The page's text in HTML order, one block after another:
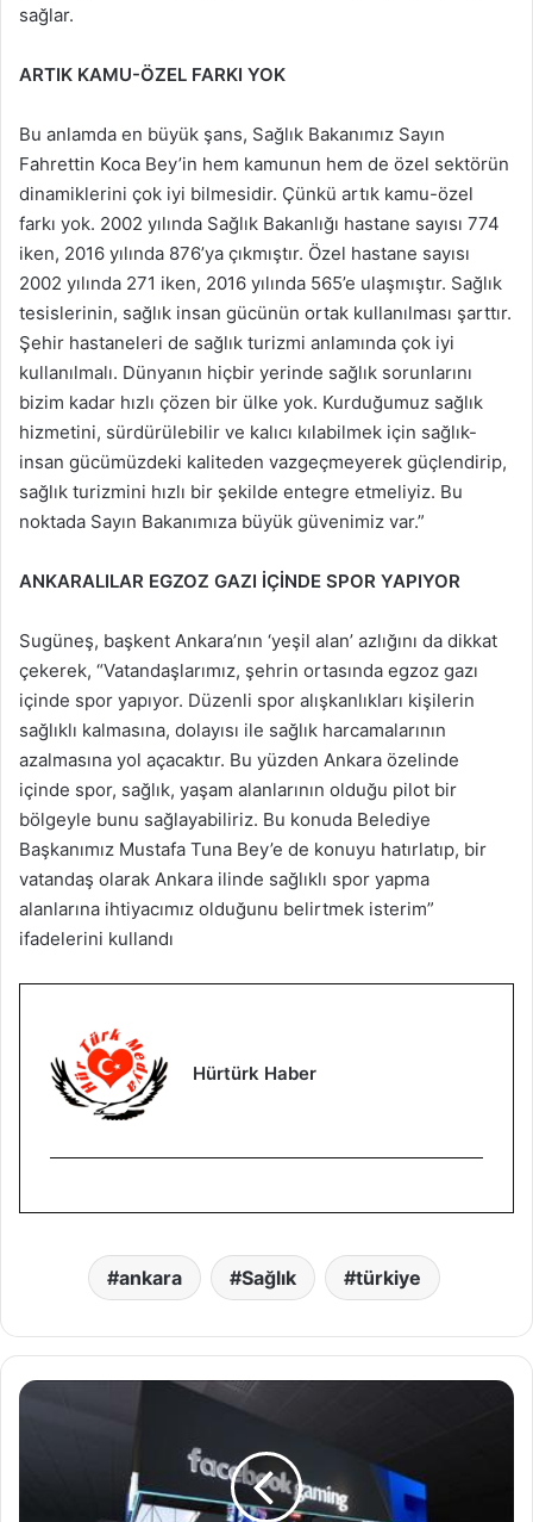
sağlar.
ARTIK KAMU-ÖZEL FARKI YOK
Bu anlamda en büyük şans, Sağlık Bakanımız Sayın
Fahrettin Koca Bey’in hem kamunun hem de özel sektörün
dinamiklerini çok iyi bilmesidir. Çünkü artık kamu-özel
farkı yok. 2002 yılında Sağlık Bakanlığı hastane sayısı 774
iken, 2016 yılında 876’ya çıkmıştır. Özel hastane sayısı
2002 yılında 271 iken, 2016 yılında 565’e ulaşmıştır. Sağlık
tesislerinin, sağlık insan gücünün ortak kullanılması şarttır.
Şehir hastaneleri de sağlık turizmi anlamında çok iyi
kullanılmalı. Dünyanın hiçbir yerinde sağlık sorunlarını
bizim kadar hızlı çözen bir ülke yok. Kurduğumuz sağlık
hizmetini, sürdürülebilir ve kalıcı kılabilmek için sağlık-
insan gücümüzdeki kaliteden vazgeçmeyerek güçlendirip,
sağlık turizmini hızlı bir şekilde entegre etmeliyiz. Bu
noktada Sayın Bakanımıza büyük güvenimiz var.”
ANKARALILAR EGZOZ GAZI İÇİNDE SPOR YAPIYOR
Sugüneş, başkent Ankara’nın ‘yeşil alan’ azlığını da dikkat
çekerek, “Vatandaşlarımız, şehrin ortasında egzoz gazı
içinde spor yapıyor. Düzenli spor alışkanlıkları kişilerin
sağlıklı kalmasına, dolayısı ile sağlık harcamalarının
azalmasına yol açacaktır. Bu yüzden Ankara özelinde
içinde spor, sağlık, yaşam alanlarının olduğu pilot bir
bölgeyle bunu sağlayabiliriz. Bu konuda Belediye
Başkanımız Mustafa Tuna Bey’e de konuyu hatırlatıp, bir
vatandaş olarak Ankara ilinde sağlıklı spor yapma
alanlarına ihtiyacımız olduğunu belirtmek isterim”
ifadelerini kullandı
Hürtürk Haber
ankara Sağlık türkiye
F